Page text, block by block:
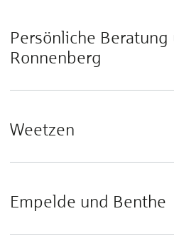
Persönliche
Ronnenberg
Weetzen
Empelde und Benthe